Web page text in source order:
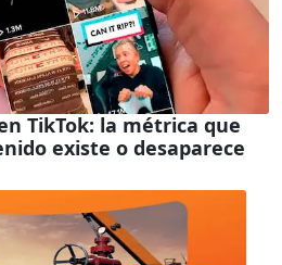
TikTok: la métrica que
existe o desaparece